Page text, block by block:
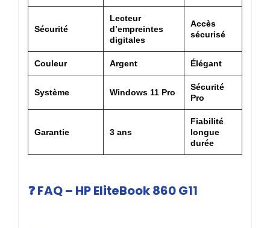
Sécurité
Lecteur
d’empreintes
digitales
Accès
sécurisé
Couleur Argent Élégant
Système Windows 11 Pro
Sécurité
Pro
Garantie 3 ans
Fiabilité
longue
durée
❓ FAQ – HP EliteBook 860 G11